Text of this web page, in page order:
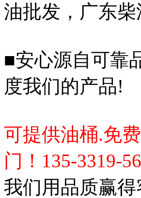
油批发，广东柴
■安心源自可靠
度我们的产品!
可提供油桶.免
门！ 135-3319-
我们用品质赢